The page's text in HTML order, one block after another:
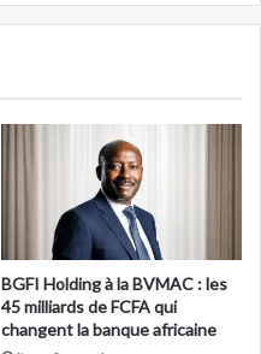
BGFI Holding à la BVMAC : les
45 milliards de FCFA qui
changent la banque africaine